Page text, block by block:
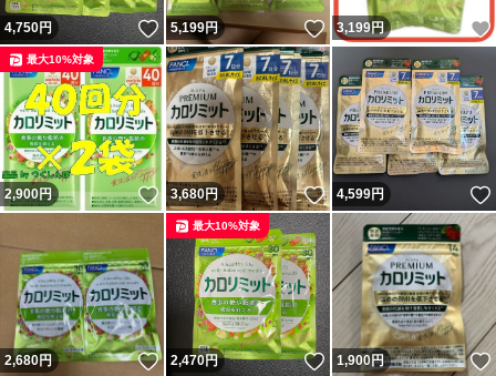
4,750円 いいね！
5,199円 いいね！
3,199円
2,900円 いいね！
最大10%対象
3,680円 いいね！
4,599円
2,680円 いいね！
2,470円 いいね！
最大10%対象
1,900円